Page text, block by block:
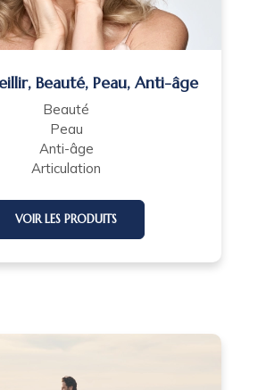
Beauté, Peau, Anti-âge
Beauté
Peau
Anti-âge
Articulation
VOIR LES PRODUITS